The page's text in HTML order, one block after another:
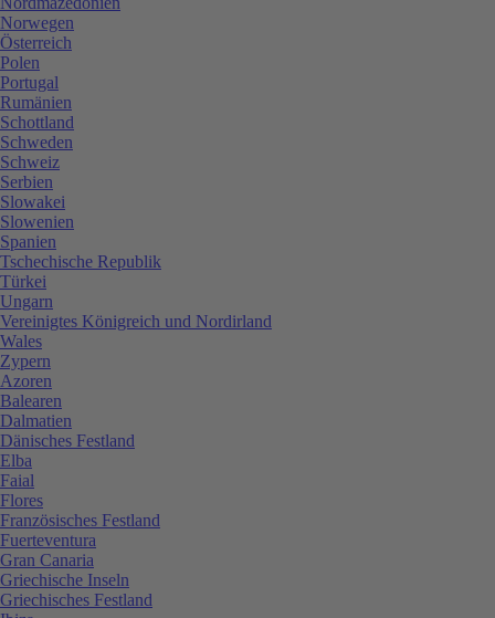
Norwegen
Österreich
Polen
Portugal
Rumänien
Schottland
Schweden
Schweiz
Serbien
Slowakei
Slowenien
Spanien
Tschechische Republik
Türkei
Ungarn
Vereinigtes Königreich und Nordirland
Wales
Zypern
Azoren
Balearen
Dalmatien
Dänisches Festland
Elba
Faial
Flores
Französisches Festland
Fuerteventura
Gran Canaria
Griechische Inseln
Griechisches Festland